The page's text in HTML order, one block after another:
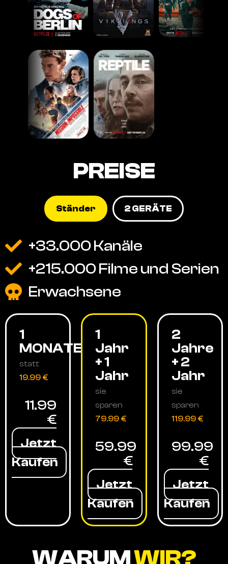
PREISE
Ständer 2 GERÄTE
+33.000 Kanäle
+215.000 Filme und Serien
Erwachsene
1
MONATE
statt
19.99 €
11.99
€
Jetzt
Kaufen
1
Jahr
+ 1
Jahr
sie
sparen
79.99 €
59.99
€
Jetzt
Kaufen
2
Jahre
+ 2
Jahr
sie
sparen
119.99 €
99.99
€
Jetzt
Kaufen
WARUMWIR?